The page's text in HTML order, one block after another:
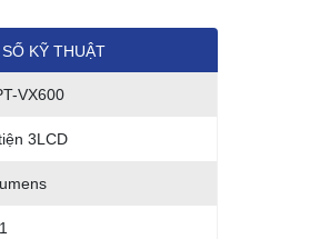
KỸ THUẬT
VX600
3LCD